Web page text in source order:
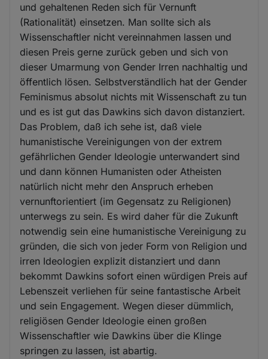
und gehaltenen Reden sich für Vernunft
(Rationalität) einsetzen. Man sollte sich als
Wissenschaftler nicht vereinnahmen lassen und
diesen Preis gerne zurück geben und sich von
dieser Umarmung von Gender Irren nachhaltig und
öffentlich lösen. Selbstverständlich hat der Gender
Feminismus absolut nichts mit Wissenschaft zu tun
und es ist gut das Dawkins sich davon distanziert.
Das Problem, daß ich sehe ist, daß viele
humanistische Vereinigungen von der extrem
gefährlichen Gender Ideologie unterwandert sind
und dann können Humanisten oder Atheisten
natürlich nicht mehr den Anspruch erheben
vernunftorientiert (im Gegensatz zu Religionen)
unterwegs zu sein. Es wird daher für die Zukunft
notwendig sein eine humanistische Vereinigung zu
gründen, die sich von jeder Form von Religion und
irren Ideologien explizit distanziert und dann
bekommt Dawkins sofort einen würdigen Preis auf
Lebenszeit verliehen für seine fantastische Arbeit
und sein Engagement. Wegen dieser dümmlich,
religiösen Gender Ideologie einen großen
Wissenschaftler wie Dawkins über die Klinge
springen zu lassen, ist abartig.